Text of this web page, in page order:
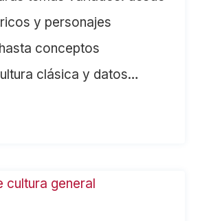
y personajes
conceptos
clásica y datos…